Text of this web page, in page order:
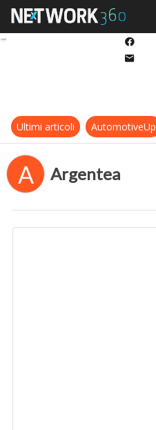
Ultimi articoli AutomotiveUp
A Argentea